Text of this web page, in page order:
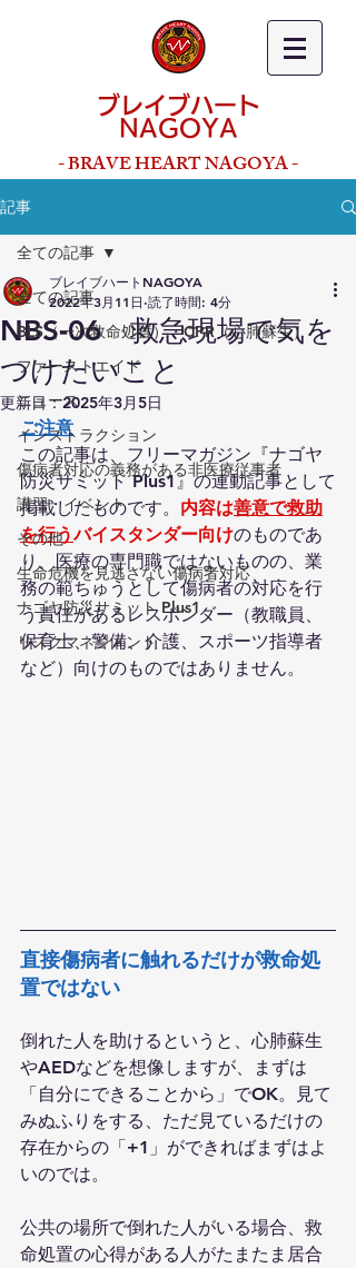
ブレイブハート
NAGOYA
- BRAVE HEART NAGOYA -
記事
全ての記事
BLS（一次救命処置）・CPR（心肺蘇生）
ファーストエイド
ニュース
インストラクション
傷病者対応の義務がある非医療従事者
講習・イベント
その他
生命危機を見逃さない傷病者対応
ナゴヤ防災サミット Plus1
リスクマネジメント
全ての記事
NBS-06 救急現場で気を
つけたいこと
ブレイブハートNAGOYA
2022年3月11日 読了時間: 4分
更新日：2025年3月5日
ご注意
この記事は、フリーマガジン『ナゴヤ
防災サミット Plus1』の連動記事として
掲載したものです。 内容は善意で救助
を行うバイスタンダー向けのものであ
り、医療の専門職ではないものの、業
務の範ちゅうとして傷病者の対応を行
う責任があるレスポンダー（教職員、
保育士、警備、介護、スポーツ指導者
など）向けのものではありません。
直接傷病者に触れるだけが救命処
置ではない
倒れた人を助けるというと、心肺蘇生
やAEDなどを想像しますが、まずは
「自分にできることから」でOK。見て
みぬふりをする、ただ見ているだけの
存在からの「+1」ができればまずはよ
いのでは。
公共の場所で倒れた人がいる場合、救
命処置の心得がある人がたまたま居合